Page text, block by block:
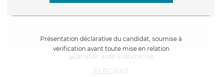
Présentation déclarative du candidat, soumise à
vérification avant toute mise en relation
ÉLÉGANT